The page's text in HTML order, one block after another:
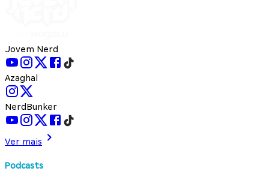
Jovem Nerd
Azaghal
NerdBunker
Ver mais
Podcasts